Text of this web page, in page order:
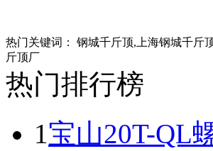
热门关键词：
钢城千斤顶,上海钢城千斤
斤顶厂
热门排行榜
1宝山20T-QL